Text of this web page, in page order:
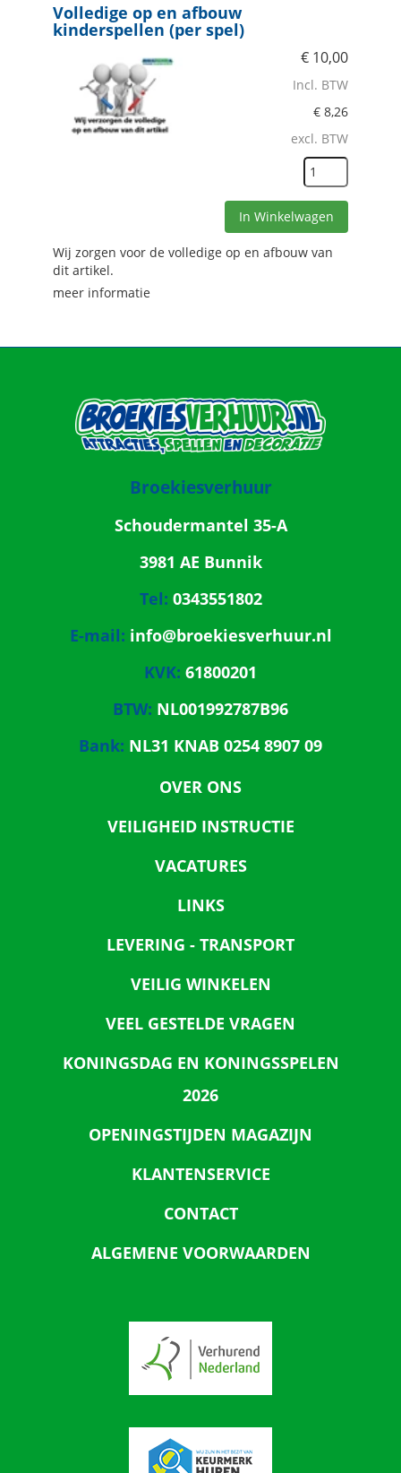
Volledige op en afbouw
kinderspellen (per spel)
€ 10,00
Incl. BTW
€ 8,26
excl. BTW
In Winkelwagen
Wij zorgen voor de volledige op en afbouw van
dit artikel.
meer informatie
Broekiesverhuur
Schoudermantel 35-A
3981 AE Bunnik
Tel: 0343551802
E-mail: info@broekiesverhuur.nl
KVK: 61800201
BTW: NL001992787B96
Bank: NL31 KNAB 0254 8907 09
OVER ONS
VEILIGHEID INSTRUCTIE
VACATURES
LINKS
LEVERING - TRANSPORT
VEILIG WINKELEN
VEEL GESTELDE VRAGEN
KONINGSDAG EN KONINGSSPELEN
2026
OPENINGSTIJDEN MAGAZIJN
KLANTENSERVICE
CONTACT
ALGEMENE VOORWAARDEN